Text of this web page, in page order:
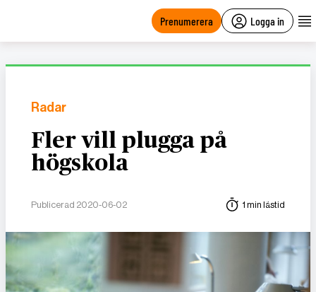
Prenumerera Logga in
Radar
Fler vill plugga på
högskola
Publicerad 2020-06-02 1 min lästid